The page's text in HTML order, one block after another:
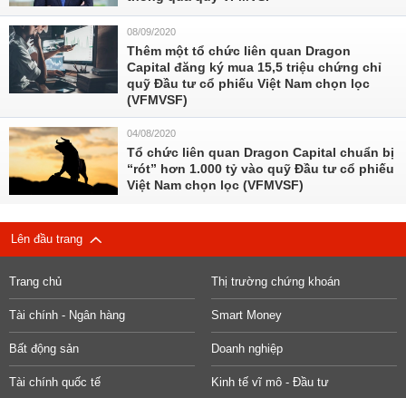
08/09/2020
Thêm một tổ chức liên quan Dragon
Capital đăng ký mua 15,5 triệu chứng chỉ
quỹ Đầu tư cổ phiếu Việt Nam chọn lọc
(VFMVSF)
04/08/2020
Tổ chức liên quan Dragon Capital chuẩn bị
“rót” hơn 1.000 tỷ vào quỹ Đầu tư cổ phiếu
Việt Nam chọn lọc (VFMVSF)
Lên đầu trang
Trang chủ Thị trường chứng khoán
Tài chính - Ngân hàng Smart Money
Bất động sản Doanh nghiệp
Tài chính quốc tế Kinh tế vĩ mô - Đầu tư